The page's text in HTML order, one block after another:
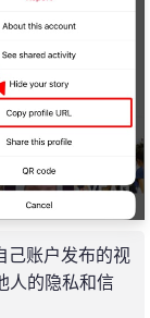
己账户发布的视
人的隐私和信